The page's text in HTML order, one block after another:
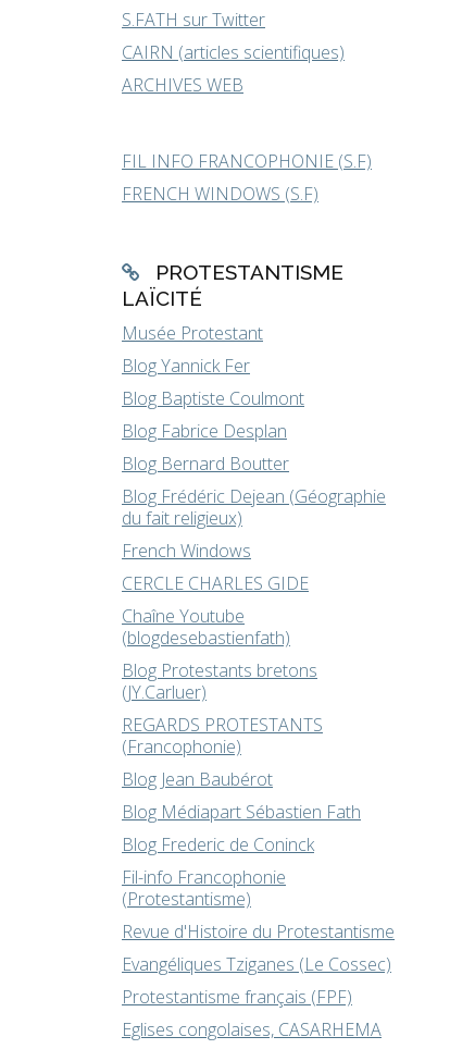
S.FATH sur Twitter
CAIRN (articles scientifiques)
ARCHIVES WEB
FIL INFO FRANCOPHONIE (S.F)
FRENCH WINDOWS (S.F)
PROTESTANTISME
LAÏCITÉ
Musée Protestant
Blog Yannick Fer
Blog Baptiste Coulmont
Blog Fabrice Desplan
Blog Bernard Boutter
Blog Frédéric Dejean (Géographie
du fait religieux)
French Windows
CERCLE CHARLES GIDE
Chaîne Youtube
(blogdesebastienfath)
Blog Protestants bretons
(JY.Carluer)
REGARDS PROTESTANTS
(Francophonie)
Blog Jean Baubérot
Blog Médiapart Sébastien Fath
Blog Frederic de Coninck
Fil-info Francophonie
(Protestantisme)
Revue d'Histoire du Protestantisme
Evangéliques Tziganes (Le Cossec)
Protestantisme français (FPF)
Eglises congolaises, CASARHEMA